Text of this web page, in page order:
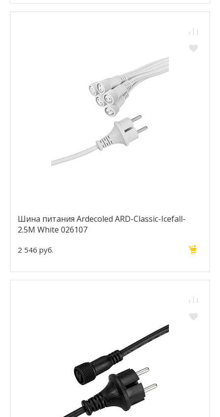
Шина питания Ardecoled ARD-Classic-Icefall-
2.5M White 026107
2 546 руб.